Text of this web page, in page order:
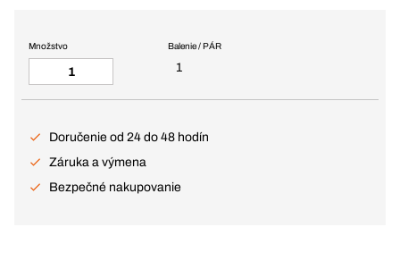
Balenie / PÁR
1
Množstvo
Doručenie od 24 do 48 hodín
Záruka a výmena
Bezpečné nakupovanie